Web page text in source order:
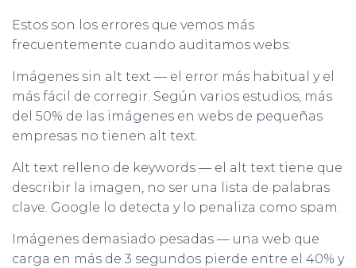
Estos son los errores que vemos más
frecuentemente cuando auditamos webs:
Imágenes sin alt text — el error más habitual y el
más fácil de corregir. Según varios estudios, más
del 50% de las imágenes en webs de pequeñas
empresas no tienen alt text.
Alt text relleno de keywords — el alt text tiene que
describir la imagen, no ser una lista de palabras
clave. Google lo detecta y lo penaliza como spam.
Imágenes demasiado pesadas — una web que
carga en más de 3 segundos pierde entre el 40% y